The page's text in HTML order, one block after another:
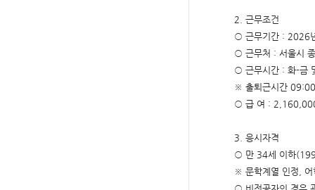
2. 근무조건
○ 근무기간 : 2026
○ 근무처 : 서울시
○ 근무시간 : 화-금
※ 출퇴근시간
○ 급 여 : 2,160,000
3. 응시자격
○​ 만 34세 이하
※ 문학계열 인정, 어